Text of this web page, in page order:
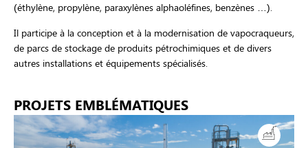
(éthylène, propylène, paraxylènes alphaoléfines, benzènes …).
Il participe à la conception et à la modernisation de vapocraqueurs,
de parcs de stockage de produits pétrochimiques et de divers
autres installations et équipements spécialisés.
PROJETS EMBLÉMATIQUES